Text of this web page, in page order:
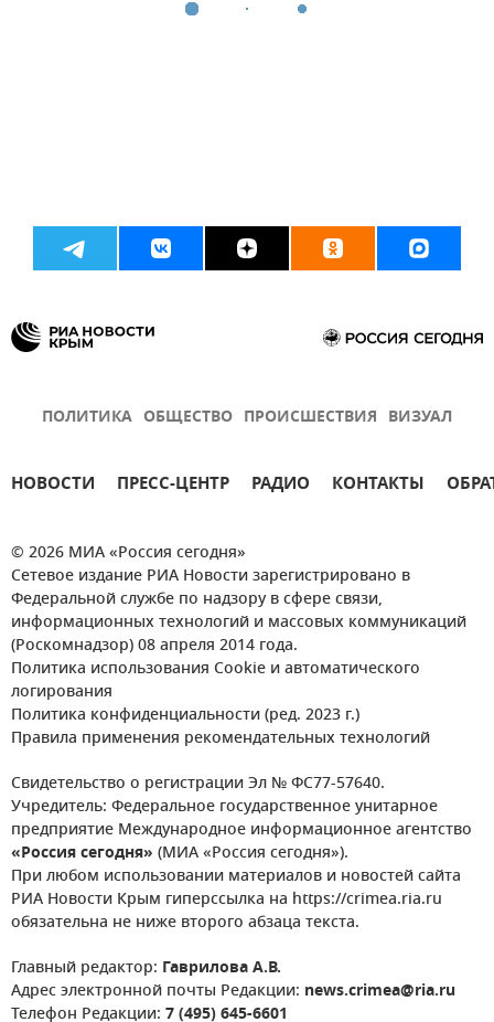
ПОЛИТИКА ОБЩЕСТВО ПРОИСШЕСТВИЯ ВИЗУАЛ
НОВОСТИ ПРЕСС-ЦЕНТР РАДИО КОНТАКТЫ
© 2026 МИА «Россия сегодня»
Сетевое издание РИА Новости зарегистрировано в
Федеральной службе по надзору в сфере связи,
информационных технологий и массовых коммуникаций
(Роскомнадзор) 08 апреля 2014 года.
Политика использования Cookie и автоматического
логирования
Политика конфиденциальности (ред. 2023 г.)
Правила применения рекомендательных технологий
Свидетельство о регистрации Эл № ФС77-57640.
Учредитель: Федеральное государственное унитарное
предприятие Международное информационное агентство
«Россия сегодня» (МИА «Россия сегодня»).
При любом использовании материалов и новостей сайта
РИА Новости Крым гиперссылка на https://crimea.ria.ru
обязательна не ниже второго абзаца текста.
Главный редактор: Гаврилова А.В.
Адрес электронной почты Редакции: news.crimea@ria.ru
Телефон Редакции: 7 (495) 645-6601